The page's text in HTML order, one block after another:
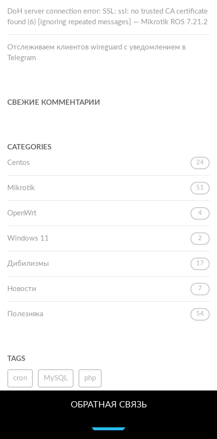
DoH server connection error: SSL: ssl: no trusted CA certificate
found (6) [ignoring repeated messages] — Mikrotik ROS 7.21.2
Отслеживаем клиентов wireguard с уведомлением в
Telegram
СВЕЖИЕ КОММЕНТАРИИ
CATEGORIES
Centos 24
Mikrotik 51
OpenWrt 4
Windows 11 2
Дибилизмы 17
Новости 7
Полезняка 54
TAGS
cron MySQL php
ОБРАТНАЯ СВЯЗЬ